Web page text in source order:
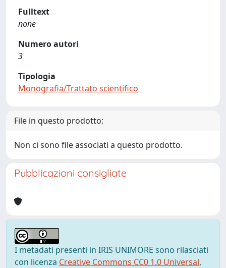
Fulltext
none
Numero autori
3
Tipologia
Monografia/Trattato scientifico
File in questo prodotto:
Non ci sono file associati a questo prodotto.
Pubblicazioni consigliate
I metadati presenti in IRIS UNIMORE sono rilasciati
con licenza Creative Commons CC0 1.0 Universal,